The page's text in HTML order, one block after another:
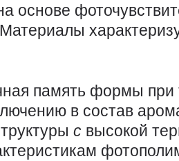
основе
память формы
в состав
c высокой